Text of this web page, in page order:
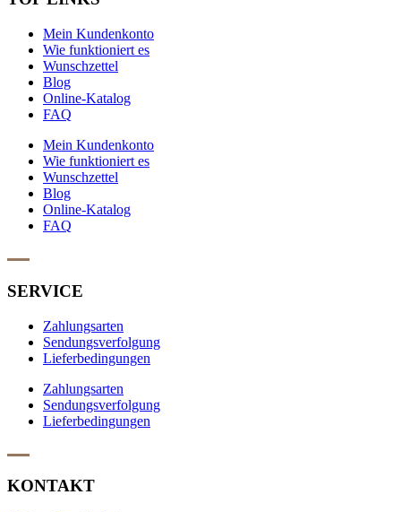
Mein Kundenkonto
Wie funktioniert es
Wunschzettel
Blog
Online-Katalog
FAQ
Mein Kundenkonto
Wie funktioniert es
Wunschzettel
Blog
Online-Katalog
FAQ
SERVICE
Zahlungsarten
Sendungsverfolgung
Lieferbedingungen
Zahlungsarten
Sendungsverfolgung
Lieferbedingungen
KONTAKT